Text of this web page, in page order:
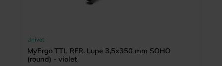
Univet
MyErgo TTL RFR. Lupe 3,5x350 mm SOHO
(round) - violet